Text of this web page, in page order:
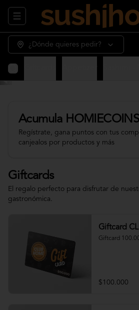
Abrir menu de navegación
¿Dónde quieres pedir?
Acumula HOMIECOINS
Regístrate, gana puntos con tus
canjealos por productos y más
Giftcards
El regalo perfecto para disfrutar de
gastronómica.
Giftcard
Giftcard
$100.000